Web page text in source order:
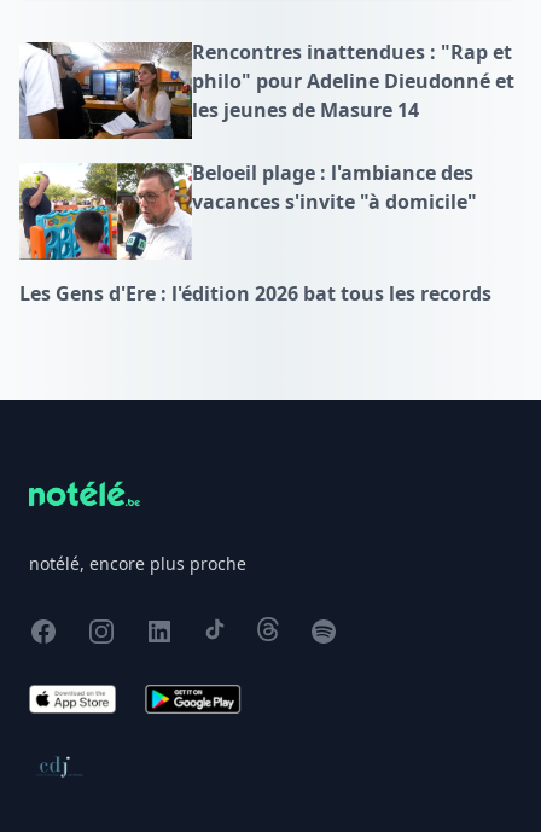
Rencontres inattendues : "Rap et
philo" pour Adeline Dieudonné et
les jeunes de Masure 14
Beloeil plage : l'ambiance des
vacances s'invite "à domicile"
Les Gens d'Ere : l'édition 2026 bat tous les records
notélé, encore plus proche
FacebookInstagram
X TikTokThreadsSpotify
App Store Google Play
Conseil de déontologie journalistique